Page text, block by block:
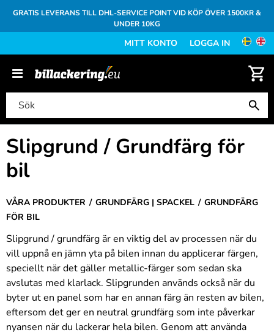
GRATIS LEVERANS TILL DHL-SERVICE POINT VID KÖP ÖVER 1500KR &
UNDER 10KG
MITT KONTO LOGGA IN
VÅRA PRODUKTER GRUNDFÄRG | SPACKEL
GRUNDFÄRG
FÖR BIL
Slipgrund / Grundfärg för
bil
Slipgrund / grundfärg är en viktig del av processen när du
vill uppnå en jämn yta på bilen innan du applicerar färgen,
speciellt när det gäller metallic-färger som sedan ska
avslutas med klarlack. Slipgrunden används också när du
byter ut en panel som har en annan färg än resten av bilen,
eftersom det ger en neutral grundfärg som inte påverkar
nyansen när du lackerar hela bilen. Genom att använda